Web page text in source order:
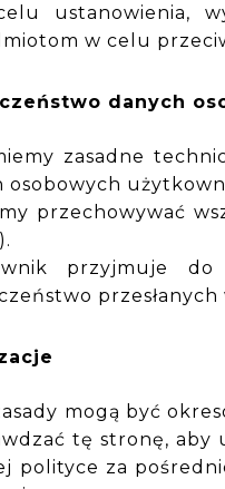
ustanowienia,
w celu
danych
zasadne
osobowych
przechowywać
przyjmuje
mogą być
tę stronę, aby
polityce za